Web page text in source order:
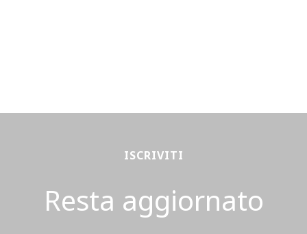
ISCRIVITI
Resta aggiornato